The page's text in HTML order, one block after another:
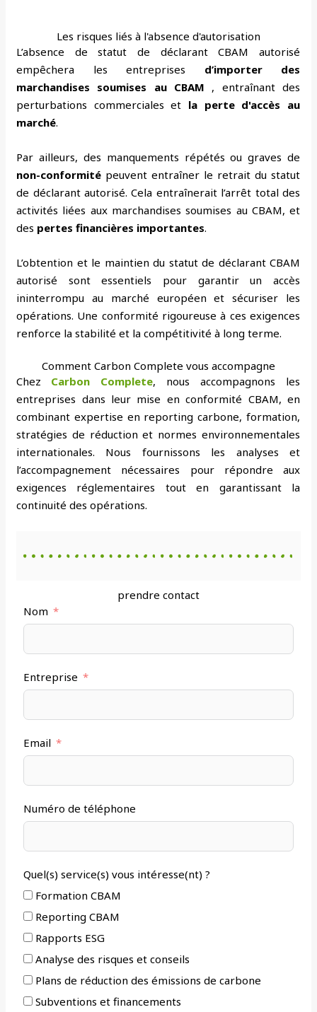
Les risques liés à l'absence d'autorisation
L’absence de statut de déclarant CBAM autorisé
empêchera les entreprises d’importer des
marchandises soumises au CBAM , entraînant des
perturbations commerciales et la perte d'accès au
marché.
Par ailleurs, des manquements répétés ou graves de
non-conformité peuvent entraîner le retrait du statut
de déclarant autorisé. Cela entraînerait l’arrêt total des
activités liées aux marchandises soumises au CBAM, et
des pertes financières importantes.
L’obtention et le maintien du statut de déclarant CBAM
autorisé sont essentiels pour garantir un accès
ininterrompu au marché européen et sécuriser les
opérations. Une conformité rigoureuse à ces exigences
renforce la stabilité et la compétitivité à long terme.
Comment Carbon Complete vous accompagne
Chez Carbon Complete, nous accompagnons les
entreprises dans leur mise en conformité CBAM, en
combinant expertise en reporting carbone, formation,
stratégies de réduction et normes environnementales
internationales. Nous fournissons les analyses et
l’accompagnement nécessaires pour répondre aux
exigences réglementaires tout en garantissant la
continuité des opérations.
prendre contact
Nom
Entreprise
Email
Numéro de téléphone
Quel(s) service(s) vous intéresse(nt) ?
Formation CBAM
Reporting CBAM
Rapports ESG
Analyse des risques et conseils
Plans de réduction des émissions de carbone
Subventions et financements